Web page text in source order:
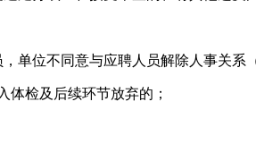
位不同意与应聘人员解除人事关系
检及后续环节放弃的；